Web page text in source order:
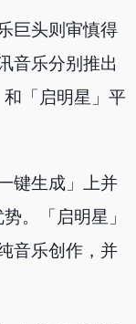
巨头则审慎得
音乐分别推出
「启明星」平
键生成」上并
。「启明星」
音乐创作，并